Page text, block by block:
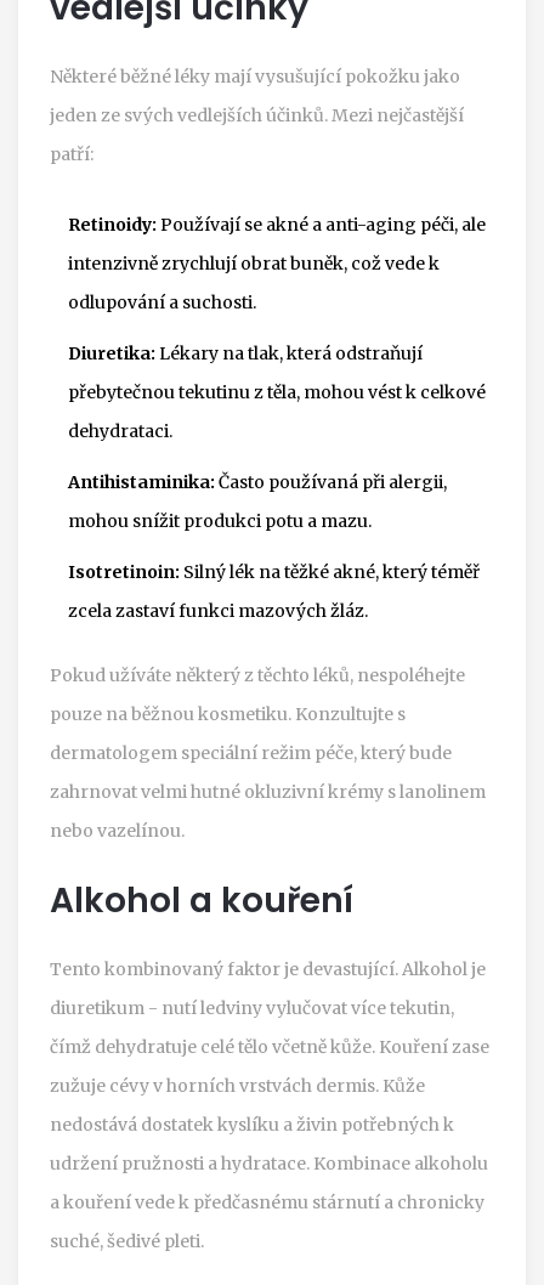
Některé běžné léky mají vysušující pokožku jako
jeden ze svých vedlejších účinků. Mezi nejčastější
patří:
Retinoidy: Používají se akné a anti-aging péči, ale
intenzivně zrychlují obrat buněk, což vede k
odlupování a suchosti.
Diuretika: Lékary na tlak, která odstraňují
přebytečnou tekutinu z těla, mohou vést k celkové
dehydrataci.
Antihistaminika: Často používaná při alergii,
mohou snížit produkci potu a mazu.
Isotretinoin: Silný lék na těžké akné, který téměř
zcela zastaví funkci mazových žláz.
Pokud užíváte některý z těchto léků, nespoléhejte
pouze na běžnou kosmetiku. Konzultujte s
dermatologem speciální režim péče, který bude
zahrnovat velmi hutné okluzivní krémy s lanolinem
nebo vazelínou.
Alkohol a kouření
Tento kombinovaný faktor je devastující. Alkohol je
diuretikum - nutí ledviny vylučovat více tekutin,
čímž dehydratuje celé tělo včetně kůže. Kouření zase
zužuje cévy v horních vrstvách dermis. Kůže
nedostává dostatek kyslíku a živin potřebných k
udržení pružnosti a hydratace. Kombinace alkoholu
a kouření vede k předčasnému stárnutí a chronicky
suché, šedivé pleti.